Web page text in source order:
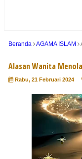
Beranda AGAMA ISLAM
Alasan Wanita
Rabu, 21 Februari 2024